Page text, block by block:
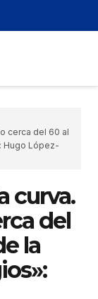
cerca del 60 al
Hugo López-
curva.
del
la